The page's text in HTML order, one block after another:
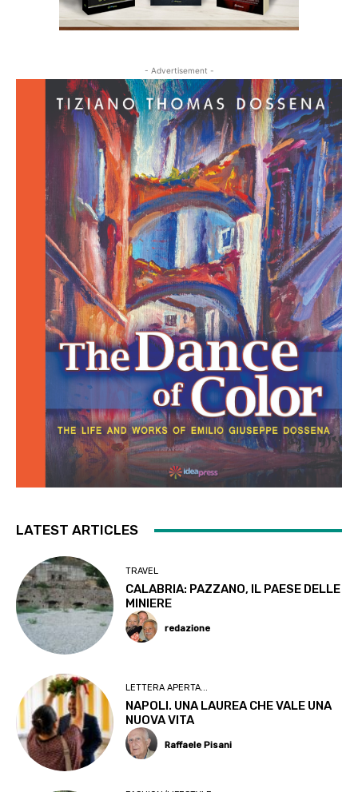
- Advertisement -
LATEST ARTICLES
TRAVEL
CALABRIA: PAZZANO, IL PAESE DELLE
MINIERE
redazione
LETTERA APERTA...
NAPOLI. UNA LAUREA CHE VALE UNA
NUOVA VITA
Raffaele Pisani